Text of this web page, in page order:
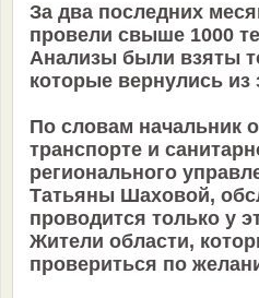
За два последних
провели свыше 1000
Анализы были взяты
которые вернулись из
По словам начальник
транспорте и
регионального
Татьяны Шаховой,
проводится только у
Жители области,
провериться по